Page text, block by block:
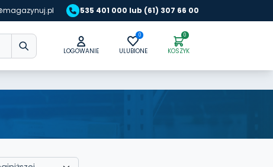
535 401 000 lub (61) 307 66 00
LOGOWANIE
0
ULUBIONE
0
KOSZYK